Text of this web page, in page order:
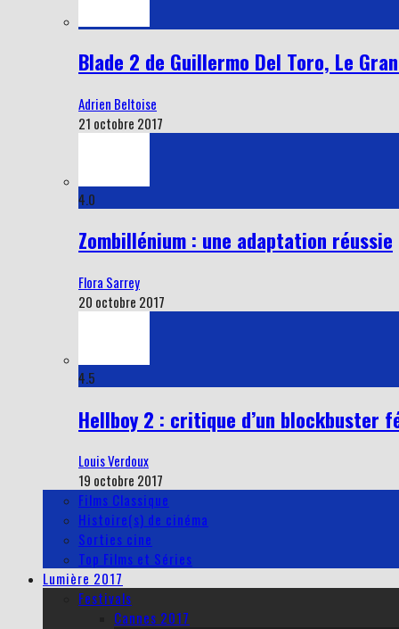
Blade 2 de Guillermo Del Toro, Le
Adrien Beltoise
21 octobre 2017
4.0
Zombillénium : une adaptation réussie
Flora Sarrey
20 octobre 2017
4.5
Hellboy 2 : critique d’un blockbuster
Louis Verdoux
19 octobre 2017
Films Classique
Histoire(s) de cinéma
Sorties cine
Top Films et Séries
Lumière 2017
Festivals
Cannes 2017